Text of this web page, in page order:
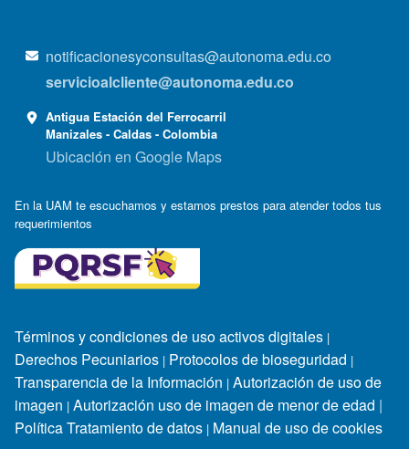
notificacionesyconsultas@autonoma.edu.co
servicioalcliente@autonoma.edu.co
Antigua Estación del Ferrocarril
Manizales - Caldas - Colombia
Ubicación en Google Maps
En la UAM te escuchamos y estamos prestos para atender todos tus
requerimientos
Términos y condiciones de uso activos digitales |
Derechos Pecuniarios | Protocolos de bioseguridad |
Transparencia de la Información | Autorización de uso de
imagen | Autorización uso de imagen de menor de edad |
Política Tratamiento de datos | Manual de uso de cookies